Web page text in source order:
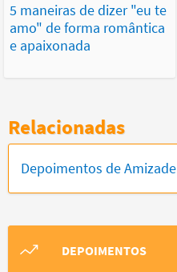
5 maneiras de dizer "eu te
amo" de forma romântica
e apaixonada
Relacionadas
Depoimentos de Amizade
DEPOIMENTOS